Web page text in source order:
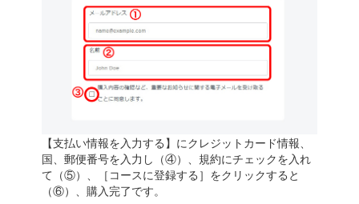
【支払い情報を入力する】にクレジットカード情報、
国、郵便番号を入力し（④）、規約にチェックを入れ
て（⑤）、［コースに登録する］をクリックすると
（⑥）、購入完了です。